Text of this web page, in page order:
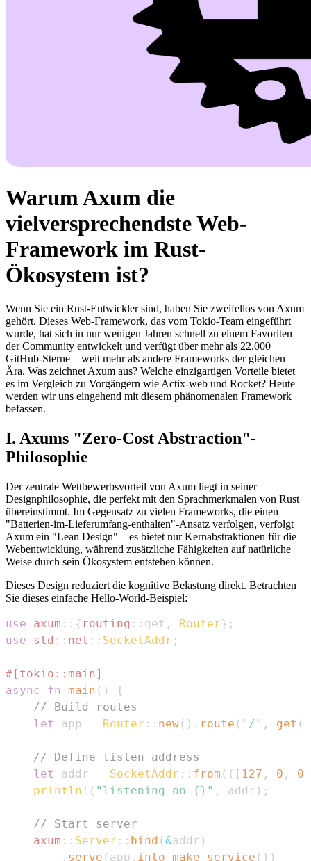
Warum Axum die
vielversprechendste Web-
Framework im Rust-
Ökosystem ist?
Wenn Sie ein Rust-Entwickler sind, haben Sie zweifellos von Axum
gehört. Dieses Web-Framework, das vom Tokio-Team eingeführt
wurde, hat sich in nur wenigen Jahren schnell zu einem Favoriten
der Community entwickelt und verfügt über mehr als 22.000
GitHub-Sterne – weit mehr als andere Frameworks der gleichen
Ära. Was zeichnet Axum aus? Welche einzigartigen Vorteile bietet
es im Vergleich zu Vorgängern wie Actix-web und Rocket? Heute
werden wir uns eingehend mit diesem phänomenalen Framework
befassen.
I. Axums "Zero-Cost Abstraction"-
Philosophie
Der zentrale Wettbewerbsvorteil von Axum liegt in seiner
Designphilosophie, die perfekt mit den Sprachmerkmalen von Rust
übereinstimmt. Im Gegensatz zu vielen Frameworks, die einen
"Batterien-im-Lieferumfang-enthalten"-Ansatz verfolgen, verfolgt
Axum ein "Lean Design" – es bietet nur Kernabstraktionen für die
Webentwicklung, während zusätzliche Fähigkeiten auf natürliche
Weise durch sein Ökosystem entstehen können.
Dieses Design reduziert die kognitive Belastung direkt. Betrachten
Sie dieses einfache Hello-World-Beispiel:
use axum :: { routing :: get , Router} ;
use
std :: net :: SocketAddr ;
#[tokio::main]
async
fn main ( )
{
// Build routes
let
app = Router :: new( ) . route ( "/" , get (
// Define listen address
let
addr = SocketAddr :: from ( ( [ 127 , 0 , 0
println! ( "listening on {}" , addr ) ;
// Start server
axum :: Server :: bind (&addr )
. serve ( app . into_make_service ( ) )